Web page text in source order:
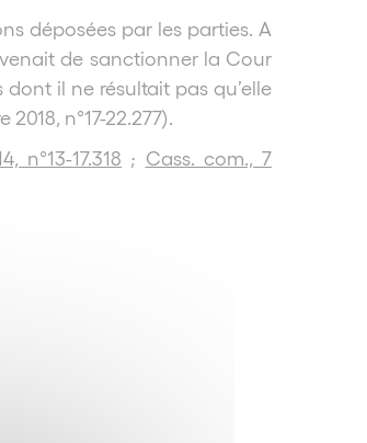
déposées par les parties. A
de sanctionner la Cour
dont il ne résultait pas qu’elle
n°17-22.277).
n°13-17.318 ; Cass. com., 7